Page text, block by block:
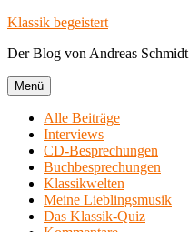
Zum
springen
Klassik begeistert
Der Blog von Andreas Schmidt
Menü
Alle Beiträge
Interviews
CD-Besprechungen
Buchbesprechungen
Klassikwelten
Meine Lieblingsmusik
Das Klassik-Quiz